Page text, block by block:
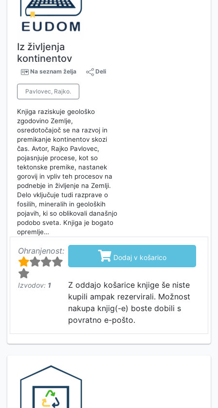
Iz življenja
kontinentov
Na seznam želja Deli
Pavlovec, Rajko.
Knjiga raziskuje geološko
zgodovino Zemlje,
osredotočajoč se na razvoj in
premikanje kontinentov skozi
čas. Avtor, Rajko Pavlovec,
pojasnjuje procese, kot so
tektonske premike, nastanek
gorovij in vpliv teh procesov na
podnebje in življenje na Zemlji.
Delo vključuje tudi razprave o
fosilih, mineralih in geoloških
pojavih, ki so oblikovali današnjo
podobo sveta. Knjiga je bogato
opremlje…
Ohranjenost:
Izvodov: 1
 Dodaj v košarico
Z oddajo košarice knjige še niste
kupili ampak rezervirali. Možnost
nakupa knjig(-e) boste dobili s
povratno e-pošto.